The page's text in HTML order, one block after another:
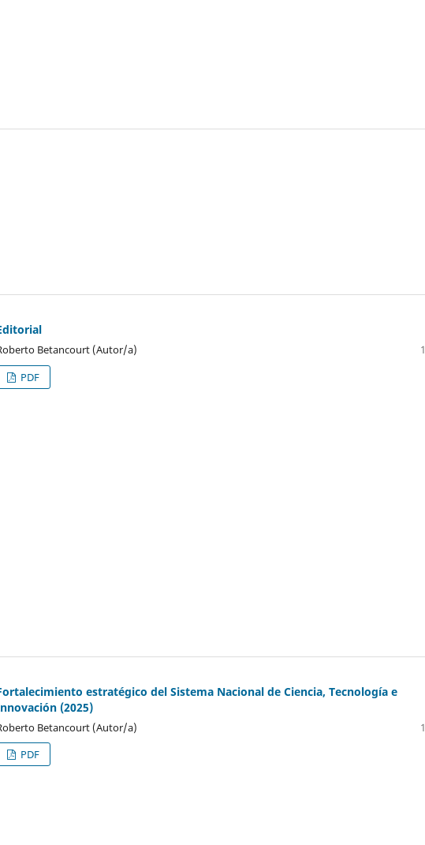
Betancourt (Autor/a)
PDF
estratégico del Sistema Nacional de Ciencia, Tecnología e
(2025)
Betancourt (Autor/a)
PDF